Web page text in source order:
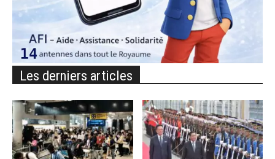
Les derniers articles